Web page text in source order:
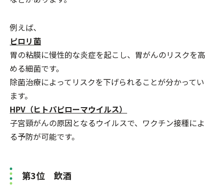
例えば、
ピロリ菌
胃の粘膜に慢性的な炎症を起こし、胃がんのリスクを高
める細菌です。
除菌治療によってリスクを下げられることが分かってい
ます。
HPV（ヒトパピローマウイルス）
子宮頸がんの原因となるウイルスで、ワクチン接種によ
る予防が可能です。
第3位 飲酒